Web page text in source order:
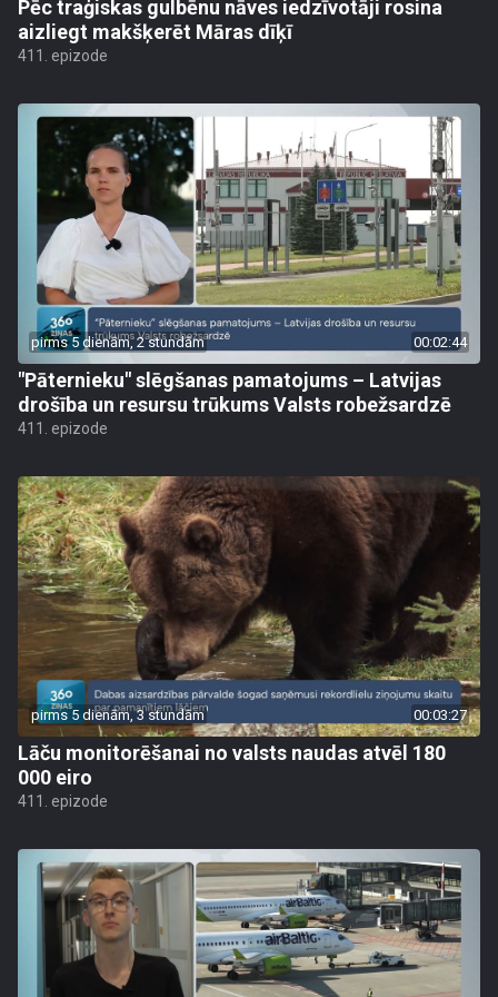
Pēc traģiskas gulbēnu nāves iedzīvotāji rosina
aizliegt makšķerēt Māras dīķī
411. epizode
pirms 5 dienām, 2 stundām 00:02:44
"Pāternieku" slēgšanas pamatojums – Latvijas
drošība un resursu trūkums Valsts robežsardzē
411. epizode
pirms 5 dienām, 3 stundām 00:03:27
Lāču monitorēšanai no valsts naudas atvēl 180
000 eiro
411. epizode